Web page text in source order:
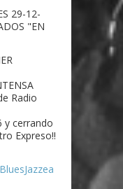
29-12-
"EN
Radio
y cerrando
Expreso!!